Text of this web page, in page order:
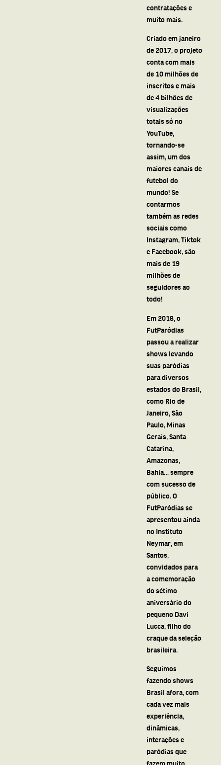
contratações e
muito mais.
Criado em janeiro
de 2017, o projeto
conta com mais
de 10 milhões de
inscritos e mais
de 4 bilhões de
visualizações
totais só no
YouTube,
tornando-se
assim, um dos
maiores canais de
futebol do
mundo! Se
contarmos
também as redes
sociais como
Instagram, Tiktok
e Facebook, são
mais de 19
milhões de
seguidores ao
todo!
Em 2018, o
FutParódias
passou a realizar
shows levando
suas paródias
para diversos
estados do Brasil,
como Rio de
Janeiro, São
Paulo, Minas
Gerais, Santa
Catarina,
Amazonas,
Bahia… sempre
com sucesso de
público. O
FutParódias se
apresentou ainda
no Instituto
Neymar, em
Santos,
convidados para
a comemoração
do sétimo
aniversário do
pequeno Davi
Lucca, filho do
craque da seleção
brasileira.
Seguimos
fazendo shows
Brasil afora, com
cada vez mais
experiência,
dinâmicas,
interações e
paródias que
fazem muito